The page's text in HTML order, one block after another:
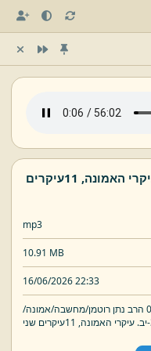
האמונה,
11עיקרים
mp3
10.91 MB
16/06/2026 22:33
מחשבה/אמונה/
יב. עיקרי האמונה,